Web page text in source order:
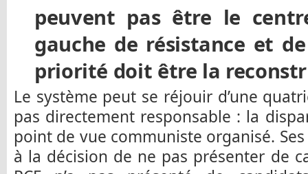
peuvent pas être le
gauche de résistance et
priorité doit être la
Le système peut se réjouir d’une
pas directement responsable : la
point de vue communiste organisé.
à la décision de ne pas présenter de